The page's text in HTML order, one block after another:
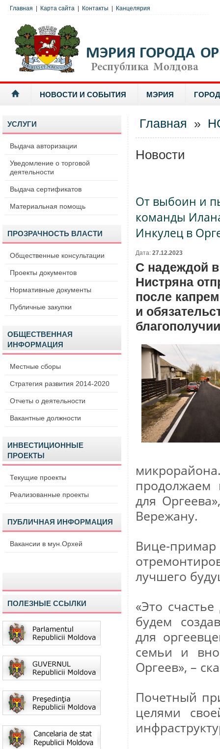
Главная Карта сайта Контакты Канцелярия
НОВОСТИ И СОБЫТИЯ МЭРИЯ
УСЛУГИ
Выдача авторизации
Уведомление о торговой
деятельности
Выдача сертификатов
Материальная помощь
ПРОЗРАЧНОСТЬ ВЛАСТИ
Общественные консультации
Проекты документов
Нормативные документы
Публичные закупки
ОБЩЕСТВЕННАЯ
ИНФОРМАЦИЯ
Местные сборы
Стратегия развития 2014-2020
Отчеты о деятельности
Вакантные должности
ИНВЕСТИЦИОННЫЕ
ПРОЕКТЫ
Текущие проекты
Реализованные проекты
ПУБЛИЧНАЯ ИНФОРМАЦИЯ
Вакансии в мун.Орхей
ПОЛЕЗНЫЕ ССЫЛКИ
Главная »
Новости
От выбоин и
команды
Инкулец в
Дата: 27.12.2023
С надеждой в
Нистряна
после
и
для
Вережану.
Вице-
лучшего
«Это
будем
для
семьи и
Оргеев», –
Почетный
целями